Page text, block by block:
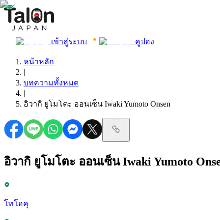
เข้าสู่ระบบ คูปอง
หน้าหลัก
|
บทความทั้งหมด
|
อิวากิ ยูโมโตะ ออนเซ็น Iwaki Yumoto Onsen
อิวากิ ยูโมโตะ ออนเซ็น Iwaki Yumoto
โทโฮคุ